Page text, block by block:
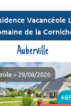
Vacancéole
de la
Auberville
> 29/08/2026